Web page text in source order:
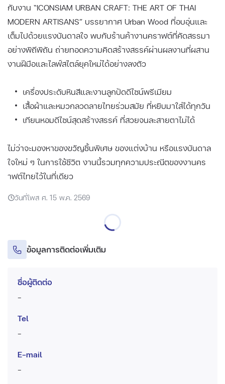
กับงาน “ICONSIAM URBAN CRAFT: THE ART OF THAI
MODERN ARTISANS” บรรยากาศ Urban Wood ที่อบอุ่นและ
เต็มไปด้วยแรงบันดาลใจ พบกับร้านค้างานคราฟต์ที่คัดสรรมา
อย่างพิถีพิถัน ถ่ายทอดความคิดสร้างสรรค์ผ่านผลงานที่ผสาน
งานฝีมือและไลฟ์สไตล์ยุคใหม่ได้อย่างลงตัว
เครื่องประดับหินสีและงานลูกปัดดีไซน์พรีเมียม
เสื้อผ้าและหมวกลวดลายไทยร่วมสมัย ที่หยิบมาใส่ได้ทุกวัน
เทียนหอมดีไซน์สุดสร้างสรรค์ ที่สวยจนละสายตาไม่ได้
ไม่ว่าจะมองหาของขวัญชิ้นพิเศษ ของแต่งบ้าน หรือแรงบันดาล
ใจใหม่ ๆ ในการใช้ชีวิต งานนี้รวมทุกความประณีตของงานคร
าฟต์ไทยไว้ในที่เดียว
วันที่โพส ศ. 15 พ.ค. 2569
ข้อมูลการติดต่อเพิ่มเติม
ชื่อผู้ติดต่อ
-
Tel
-
E-mail
-